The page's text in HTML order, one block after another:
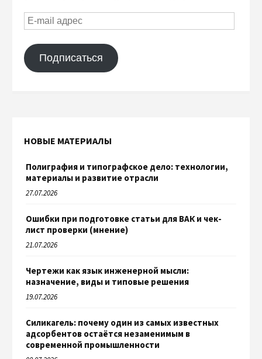
Подписаться
НОВЫЕ МАТЕРИАЛЫ
Полиграфия и типографское дело: технологии,
материалы и развитие отрасли
27.07.2026
Ошибки при подготовке статьи для ВАК и чек-
лист проверки (мнение)
21.07.2026
Чертежи как язык инженерной мысли:
назначение, виды и типовые решения
19.07.2026
Силикагель: почему один из самых известных
адсорбентов остаётся незаменимым в
современной промышленности